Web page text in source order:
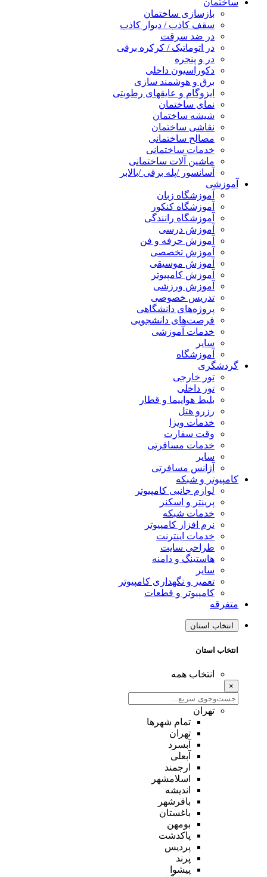
ساختمان
بازسازی ساختمان
سقف کاذب / دیوار کاذب
در ضد سرقت
در اتوماتیک / کرکره برقی
در و پنجره
دکوراسیون داخلی
برق و هوشمند سازی
ایزوگام و عایقهای رطوبتی
نمای ساختمان
شیشه ساختمان
نقاشی ساختمان
مصالح ساختمانی
خدمات ساختمانی
ماشین آلات ساختمانی
آسانسور /پله برقی /بالابر
آموزشی
آموزشگاه زبان
آموزشگاه کنکور
آموزشگاه رانندگی
آموزش درسی
آموزش حرفه و فن
آموزش تخصصی
آموزش موسیقی
آموزش کامپیوتر
آموزش ورزشی
تدریس خصوصی
پروژه‌های دانشگاهی
فرصت‌های دانشجویی
خدمات آموزشی
سایر
آموزشگاه
گردشگری
تور خارجی
تور داخلی
بلیط هواپیما و قطار
رزرو هتل
خدمات ویزا
وقت سفارت
خدمات مسافرتی
سایر
آژانس مسافرتی
کامپیوتر و شبکه
لوازم جانبی کامپیوتر
پرینتر و اسکنر
خدمات شبکه
نرم افزار کامپیوتر
خدمات اینترنت
طراحی سایت
هاستینگ و دامنه
سایر
تعمیر و نگهداری کامپیوتر
کامپیوتر و قطعات
متفرقه
انتخاب استان
انتخاب استان
انتخاب همه
×
تهران
تمام شهر‌ها
تهران
آبسرد
آبعلی
ارجمند
اسلامشهر
اندیشه
باقرشهر
باغستان
بومهن
پاکدشت
پردیس
پرند
پیشوا